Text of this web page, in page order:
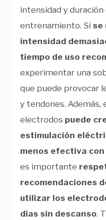
intensidad y duración
entrenamiento. Si se
intensidad
tiempo de uso
experimentar una
que puede provocar
y tendones. Además,
electrodos puede
estimulación
menos efectiva
es importante
recomendaciones
utilizar los
días sin descanso.